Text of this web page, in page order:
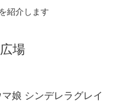
紹介します
場
マ娘 シンデレラグレイ